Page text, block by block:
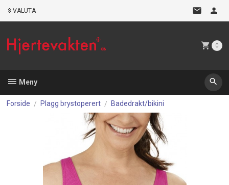
VALUTA
0
Meny
Forside Plagg brystoperert Badedrakt/bikini